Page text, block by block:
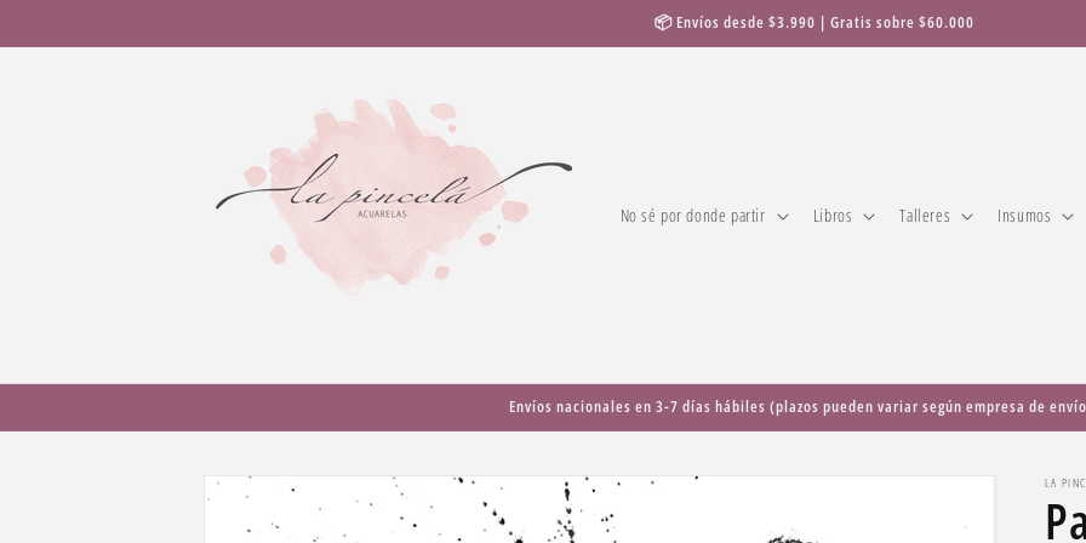
al contenido
📦 Envíos desde $3.990 | Gratis sobre $60.000
No sé por donde partir Libros Talleres Insumos
Envíos nacionales en 3-7 días hábiles (plazos pueden variar según empresa de
directamente
a la
información
LA